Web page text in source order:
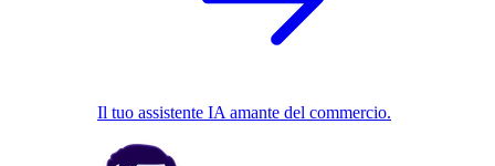
Il tuo assistente IA amante del commercio.